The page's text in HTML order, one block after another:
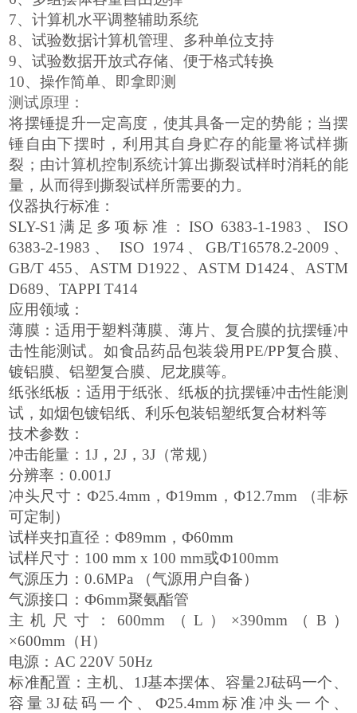
7、计算机水平调整辅助系统
8、试验数据计算机管理、多种单位支持
9、试验数据开放式存储、便于格式转换
10、操作简单、即拿即测
测试原理：
将摆锤提升一定高度，使其具备一定的势能；当摆
锤自由下摆时，利用其自身贮存的能量将试样撕
裂；由计算机控制系统计算出撕裂试样时消耗的能
量，从而得到撕裂试样所需要的力。
仪器执行标准：
SLY-S1满足多项标准：ISO 6383-1-1983、ISO
6383-2-1983、 ISO 1974、GB/T16578.2-2009、
GB/T 455、ASTM D1922、ASTM D1424、ASTM
D689、TAPPI T414
应用领域：
薄膜：适用于塑料薄膜、薄片、复合膜的抗摆锤冲
击性能测试。如食品药品包装袋用PE/PP复合膜、
镀铝膜、铝塑复合膜、尼龙膜等。
纸张纸板：适用于纸张、纸板的抗摆锤冲击性能测
试，如烟包镀铝纸、利乐包装铝塑纸复合材料等
技术参数：
冲击能量 ： 1J，2J，3J（常规）
分辨率：0.001J
冲头尺寸： Ф25.4mm，Ф19mm，Ф12.7mm （非标
可定制）
试样夹扣直径：Ф89mm，Ф60mm
试样尺寸： 100 mm x 100 mm或Ф100mm
气源压力：0.6MPa （气源用户自备）
气源接口：Ф6mm聚氨酯管
主机尺寸：600mm（L）×390mm（B）
×600mm（H）
电源：AC 220V 50Hz
标准配置： 主机、 1J基本摆体、容量2J砝码一个、
容量3J砝码一个、Ф25.4mm标准冲头一个、